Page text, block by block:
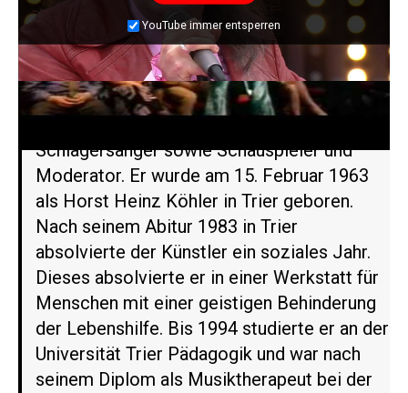
Schlagersänger sowie Schauspieler und
Moderator. Er wurde am 15. Februar 1963
als Horst Heinz Köhler in Trier geboren.
Nach seinem Abitur 1983 in Trier
absolvierte der Künstler ein soziales Jahr.
Dieses absolvierte er in einer Werkstatt für
Menschen mit einer geistigen Behinderung
der Lebenshilfe. Bis 1994 studierte er an der
Universität Trier Pädagogik und war nach
seinem Diplom als Musiktherapeut bei der
Video laden
YouTube immer entsperren
YouTube immer entsperren